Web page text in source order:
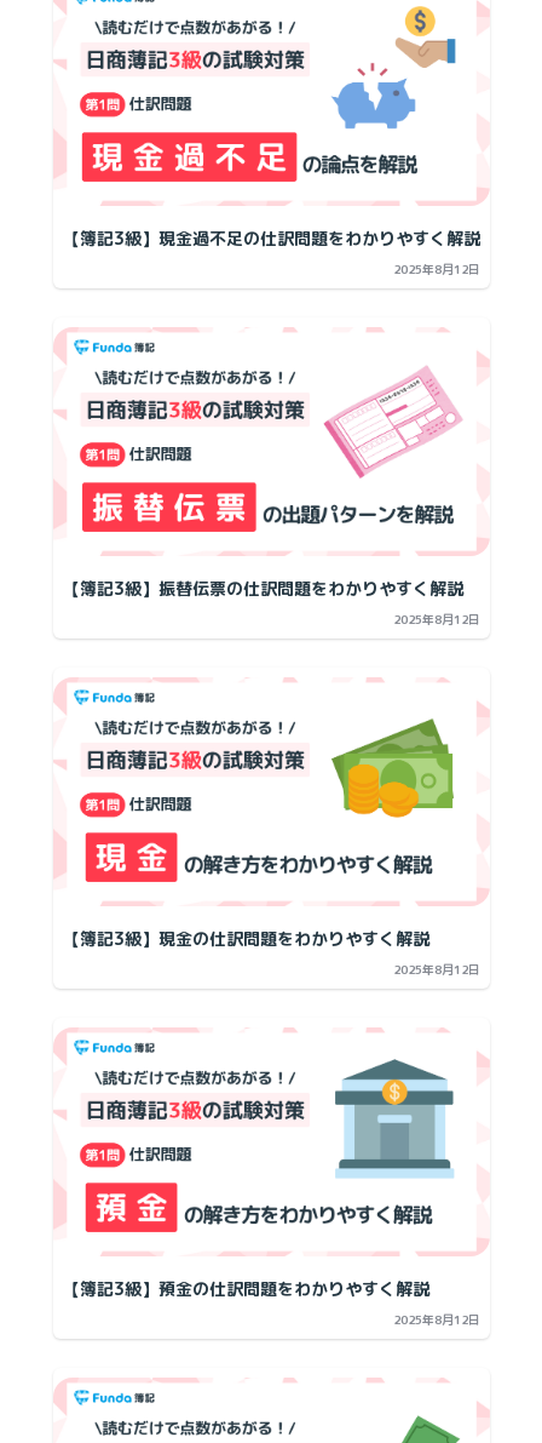
【簿記3級】現金過不足の仕訳問題をわかりやすく解説
2025年8月12日
【簿記3級】振替伝票の仕訳問題をわかりやすく解説
2025年8月12日
【簿記3級】現金の仕訳問題をわかりやすく解説
2025年8月12日
【簿記3級】預金の仕訳問題をわかりやすく解説
2025年8月12日